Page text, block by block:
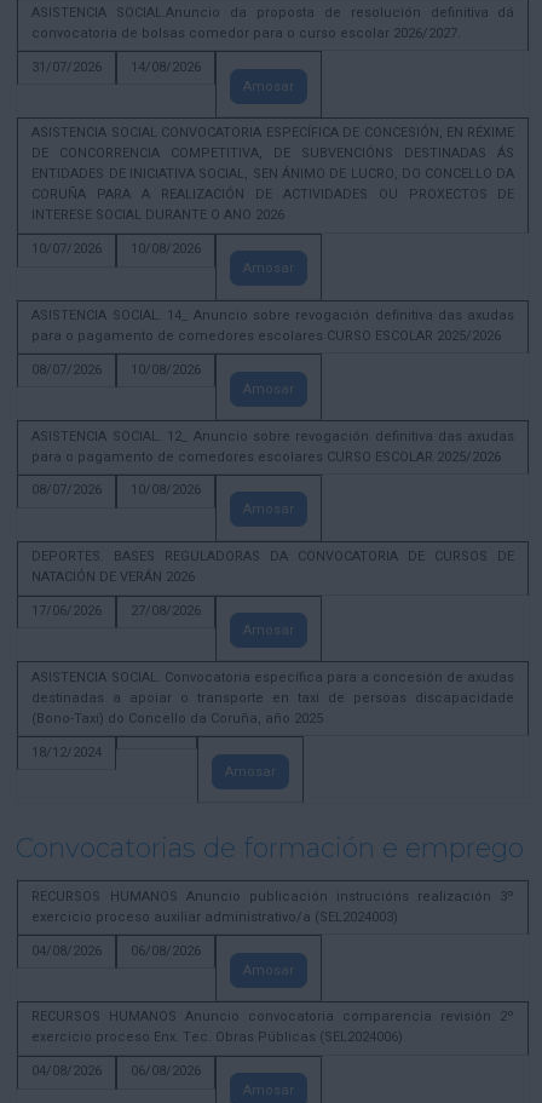
ASISTENCIA SOCIAL.Anuncio da proposta de resolución definitiva dá
convocatoria de bolsas comedor para o curso escolar 2026/2027.
31/07/2026
14/08/2026
Amosar
ASISTENCIA SOCIAL CONVOCATORIA ESPECÍFICA DE CONCESIÓN, EN RÉXIME
DE CONCORRENCIA COMPETITIVA, DE SUBVENCIÓNS DESTINADAS ÁS
ENTIDADES DE INICIATIVA SOCIAL, SEN ÁNIMO DE LUCRO, DO CONCELLO DA
CORUÑA PARA A REALIZACIÓN DE ACTIVIDADES OU PROXECTOS DE
INTERESE SOCIAL DURANTE O ANO 2026
10/07/2026
10/08/2026
Amosar
ASISTENCIA SOCIAL. 14_ Anuncio sobre revogación definitiva das axudas
para o pagamento de comedores escolares CURSO ESCOLAR 2025/2026
08/07/2026
10/08/2026
Amosar
ASISTENCIA SOCIAL. 12_ Anuncio sobre revogación definitiva das axudas
para o pagamento de comedores escolares CURSO ESCOLAR 2025/2026
08/07/2026
10/08/2026
Amosar
DEPORTES. BASES REGULADORAS DA CONVOCATORIA DE CURSOS DE
NATACIÓN DE VERÁN 2026
17/06/2026
27/08/2026
Amosar
ASISTENCIA SOCIAL. Convocatoria específica para a concesión de axudas
destinadas a apoiar o transporte en taxi de persoas discapacidade
(Bono-Taxi) do Concello da Coruña, año 2025
18/12/2024
Amosar
Convocatorias de formación e emprego
RECURSOS HUMANOS Anuncio publicación instrucións realización 3º
exercicio proceso auxiliar administrativo/a (SEL2024003)
04/08/2026
06/08/2026
Amosar
RECURSOS HUMANOS Anuncio convocatoria comparencia revisión 2º
exercicio proceso Enx. Tec. Obras Públicas (SEL2024006)
04/08/2026
06/08/2026
Amosar